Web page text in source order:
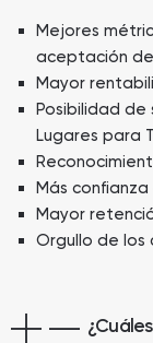
Mejores
aceptación
Mayor
Posibilidad de
Lugares para
Más
Mayor
Orgullo de los